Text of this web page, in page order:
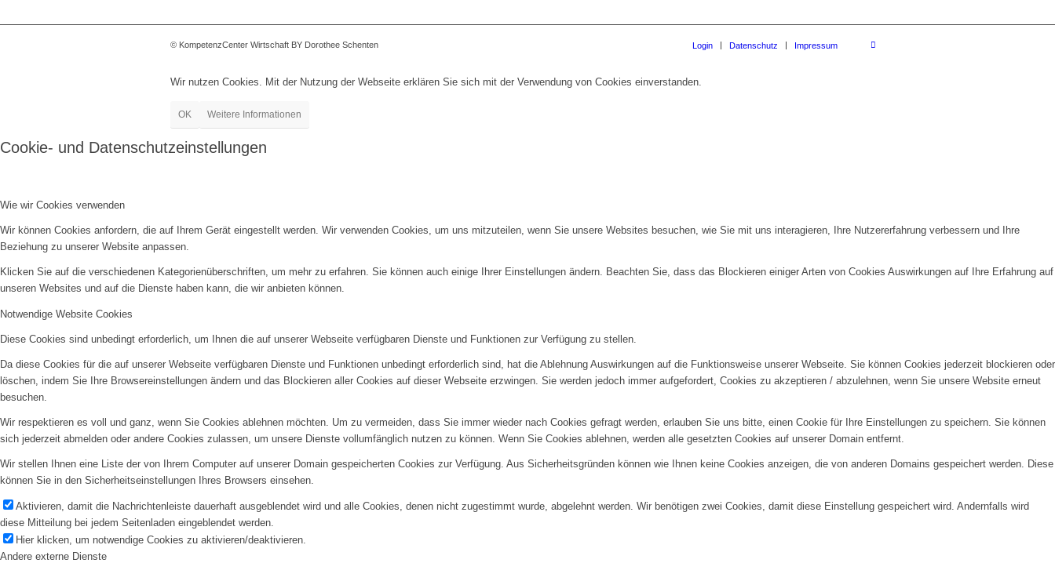
© KompetenzCenter Wirtschaft BY Dorothee Schenten Login Datenschutz Impressum
Wir nutzen Cookies. Mit der Nutzung der Webseite erklären Sie sich mit der Verwendung von Cookies einverstanden.
OK Weitere Informationen
Cookie- und Datenschutzeinstellungen
Wie wir Cookies verwenden
Wir können Cookies anfordern, die auf Ihrem Gerät eingestellt werden. Wir verwenden Cookies, um uns mitzuteilen, wenn Sie unsere Websites besuchen, wie Sie mit uns interagieren, Ihre Nutzererfahrung verbessern und Ihre
Beziehung zu unserer Website anpassen.
Klicken Sie auf die verschiedenen Kategorienüberschriften, um mehr zu erfahren. Sie können auch einige Ihrer Einstellungen ändern. Beachten Sie, dass das Blockieren einiger Arten von Cookies Auswirkungen auf Ihre Erfahrung auf
unseren Websites und auf die Dienste haben kann, die wir anbieten können.
Notwendige Website Cookies
Diese Cookies sind unbedingt erforderlich, um Ihnen die auf unserer Webseite verfügbaren Dienste und Funktionen zur Verfügung zu stellen.
Da diese Cookies für die auf unserer Webseite verfügbaren Dienste und Funktionen unbedingt erforderlich sind, hat die Ablehnung Auswirkungen auf die Funktionsweise unserer Webseite. Sie können Cookies jederzeit blockieren oder
löschen, indem Sie Ihre Browsereinstellungen ändern und das Blockieren aller Cookies auf dieser Webseite erzwingen. Sie werden jedoch immer aufgefordert, Cookies zu akzeptieren / abzulehnen, wenn Sie unsere Website erneut
besuchen.
Wir respektieren es voll und ganz, wenn Sie Cookies ablehnen möchten. Um zu vermeiden, dass Sie immer wieder nach Cookies gefragt werden, erlauben Sie uns bitte, einen Cookie für Ihre Einstellungen zu speichern. Sie können
sich jederzeit abmelden oder andere Cookies zulassen, um unsere Dienste vollumfänglich nutzen zu können. Wenn Sie Cookies ablehnen, werden alle gesetzten Cookies auf unserer Domain entfernt.
Wir stellen Ihnen eine Liste der von Ihrem Computer auf unserer Domain gespeicherten Cookies zur Verfügung. Aus Sicherheitsgründen können wie Ihnen keine Cookies anzeigen, die von anderen Domains gespeichert werden. Diese
können Sie in den Sicherheitseinstellungen Ihres Browsers einsehen.
Aktivieren, damit die Nachrichtenleiste dauerhaft ausgeblendet wird und alle Cookies, denen nicht zugestimmt wurde, abgelehnt werden. Wir benötigen zwei Cookies, damit diese Einstellung gespeichert wird. Andernfalls wird
diese Mitteilung bei jedem Seitenladen eingeblendet werden.
Hier klicken, um notwendige Cookies zu aktivieren/deaktivieren.
Andere externe Dienste